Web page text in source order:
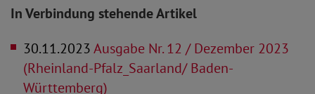
In Verbindung stehende Artikel
30.11.2023Ausgabe Nr. 12 / Dezember 2023
(Rheinland-Pfalz_Saarland/ Baden-
Württemberg)